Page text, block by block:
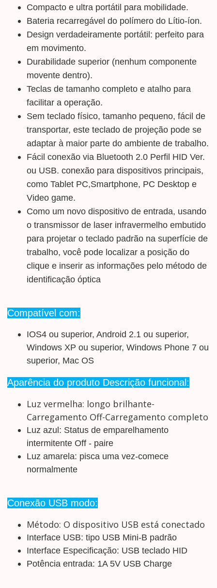
Compacto e ultra portátil para mobilidade.
Bateria recarregável do polímero do Lítio-íon.
Design verdadeiramente portátil: perfeito para
em movimento.
Durabilidade superior (nenhum componente
movente dentro).
Teclas de tamanho completo e atalho para
facilitar a operação.
Sem teclado físico, tamanho pequeno, fácil de
transportar, este teclado de projeção pode se
adaptar à maior parte do ambiente de trabalho.
Fácil conexão via Bluetooth 2.0 Perfil HID Ver.
ou USB. conexão para dispositivos principais,
como Tablet PC,Smartphone, PC Desktop e
Video game.
Como um novo dispositivo de entrada, usando
o transmissor de laser infravermelho embutido
para projetar o teclado padrão na superfície de
trabalho, você pode localizar a posição do
clique e inserir as informações pelo método de
identificação óptica
Compatível com:
IOS4 ou superior, Android 2.1 ou superior,
Windows XP ou superior, Windows Phone 7 ou
superior, Mac OS
Aparência do produto Descrição funcional:
Luz vermelha: longo brilhante-
Carregamento Off-Carregamento completo
Luz azul: Status de emparelhamento
intermitente Off - paire
Luz amarela: pisca uma vez-comece
normalmente
Conexão USB modo:
Método: O dispositivo USB está conectado
Interface USB: tipo USB Mini-B padrão
Interface Especificação: USB teclado HID
Potência entrada: 1A 5V USB Charge